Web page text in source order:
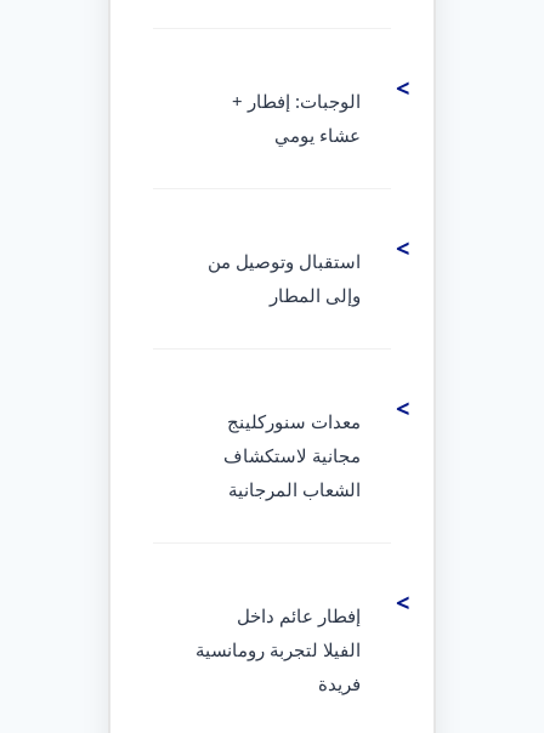
الوجبات: إفطار +
عشاء يومي
استقبال وتوصيل من
وإلى المطار
معدات سنوركلينج
مجانية لاستكشاف
الشعاب المرجانية
إفطار عائم داخل
الفيلا لتجربة رومانسية
فريدة